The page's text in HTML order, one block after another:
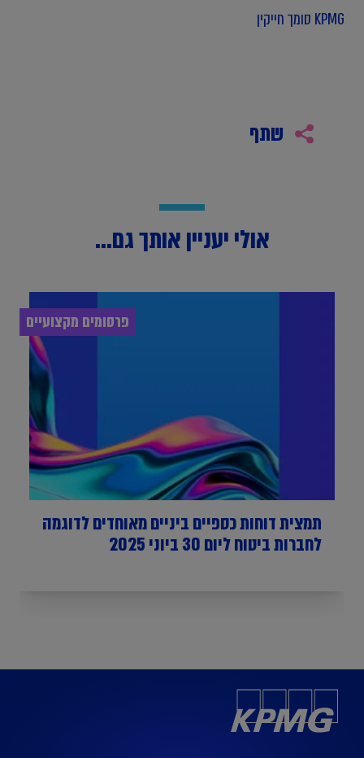
KPMG סומך חייקין
שתף
אולי יעניין אותך גם...
פרסומים מקצועיים
תמצית דוחות כספיים ביניים מאוחדים לדוגמה
לחברות ביטוח ליום 30 ביוני 2025